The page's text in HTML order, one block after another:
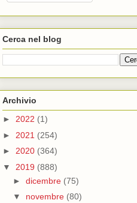
Cerca nel blog
Archivio
► 2022 (1)
► 2021 (254)
► 2020 (364)
▼ 2019 (888)
► dicembre (75)
▼ novembre (80)